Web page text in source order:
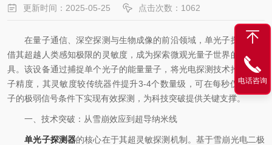
更新时间：2025-05-25 点击次数：1062
在量子通信、深空探测与生物成像的前沿领域，单光子探测器凭
借其超越人类感知极限的灵敏度，成为探索微观光量子世界的核心工
具。该设备通过捕捉单个光子的能量量子，将光电探测技术推向单光
子精度，其灵敏度较传统器件提升3-4个数量级，可在每秒仅数个光
子的极弱信号条件下实现有效探测，为科技突破提供关键支撑。
一、技术突破：从雪崩效应到超导纳米线
单光子探测器的核心在于其超灵敏探测机制。基于雪崩光电二极
电话咨询